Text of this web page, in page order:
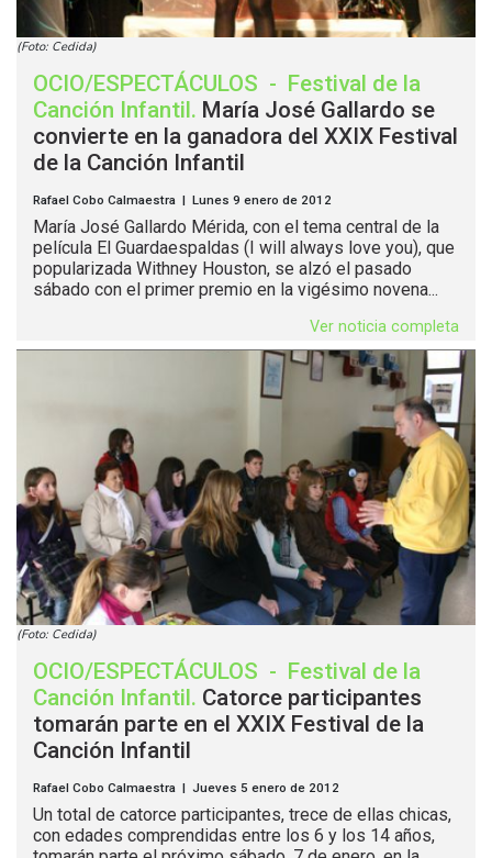
(Foto: Cedida)
OCIO/ESPECTÁCULOS - Festival de la
Canción Infantil. María José Gallardo se
convierte en la ganadora del XXIX Festival
de la Canción Infantil
Rafael Cobo Calmaestra | Lunes 9 enero de 2012
María José Gallardo Mérida, con el tema central de la
película El Guardaespaldas (I will always love you), que
popularizada Withney Houston, se alzó el pasado
sábado con el primer premio en la vigésimo novena...
Ver noticia completa
(Foto: Cedida)
OCIO/ESPECTÁCULOS - Festival de la
Canción Infantil. Catorce participantes
tomarán parte en el XXIX Festival de la
Canción Infantil
Rafael Cobo Calmaestra | Jueves 5 enero de 2012
Un total de catorce participantes, trece de ellas chicas,
con edades comprendidas entre los 6 y los 14 años,